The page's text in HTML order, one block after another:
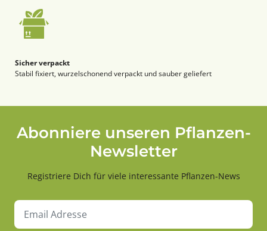
Sicher verpackt
Stabil fixiert, wurzelschonend verpackt und sauber geliefert
Abonniere unseren Pflanzen-
Newsletter
Registriere Dich für viele interessante Pflanzen-News